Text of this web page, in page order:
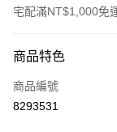
宅配滿NT$1,000免
icash Pay
信用卡一次付款
商品特色
商品編號
8293531